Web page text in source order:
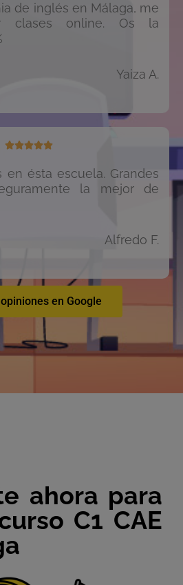
de inglés en Málaga, me
clases online. Os la
Yaiza A.

en ésta escuela. Grandes
la mejor de
Alfredo F.
en Google
ahora para
C1 CAE